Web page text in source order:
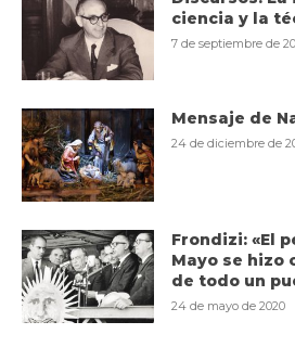
ciencia y la
7 de septiembre de
Mensaje de
24 de diciembre de
Frondizi: «El
Mayo se hizo
de todo un
24 de mayo de 2020